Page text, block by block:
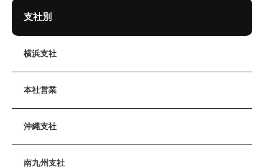
支社別
横浜支社
本社営業
沖縄支社
南九州支社